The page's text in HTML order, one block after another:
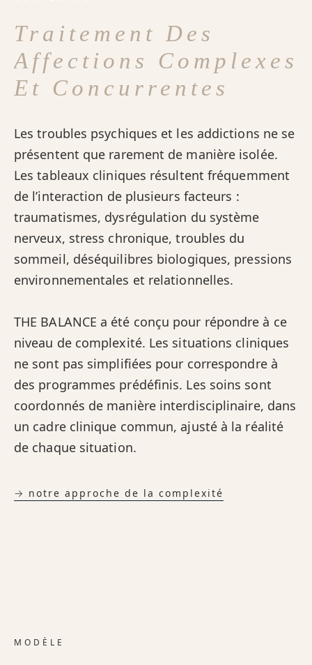
Traitement Des
Affections Complexes
Et Concurrentes
Les troubles psychiques et les addictions ne se
présentent que rarement de manière isolée.
Les tableaux cliniques résultent fréquemment
de l’interaction de plusieurs facteurs :
traumatismes, dysrégulation du système
nerveux, stress chronique, troubles du
sommeil, déséquilibres biologiques, pressions
environnementales et relationnelles.
THE BALANCE a été conçu pour répondre à ce
niveau de complexité. Les situations cliniques
ne sont pas simplifiées pour correspondre à
des programmes prédéfinis. Les soins sont
coordonnés de manière interdisciplinaire, dans
un cadre clinique commun, ajusté à la réalité
de chaque situation.
→ notre approche de la complexité
MODÈLE